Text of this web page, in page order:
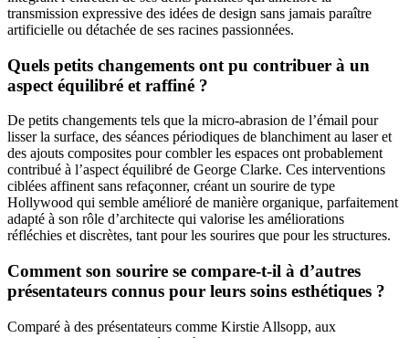
transmission expressive des idées de design sans jamais paraître
artificielle ou détachée de ses racines passionnées.
Quels petits changements ont pu contribuer à un
aspect équilibré et raffiné ?
De petits changements tels que la micro-abrasion de l’émail pour
lisser la surface, des séances périodiques de blanchiment au laser et
des ajouts composites pour combler les espaces ont probablement
contribué à l’aspect équilibré de George Clarke. Ces interventions
ciblées affinent sans refaçonner, créant un sourire de type
Hollywood qui semble amélioré de manière organique, parfaitement
adapté à son rôle d’architecte qui valorise les améliorations
réfléchies et discrètes, tant pour les sourires que pour les structures.
Comment son sourire se compare-t-il à d’autres
présentateurs connus pour leurs soins esthétiques ?
Comparé à des présentateurs comme Kirstie Allsopp, aux